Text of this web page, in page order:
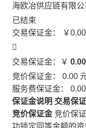
海欧冶供应链有限公
已结束
交易保证金：
￥0.00

交易保证金：￥ 0.00
竞价保证金： 0.00
服务费保证金： 0.00
保证金说明 交易保
竞价保证金 竞价保
功锁定同等金额的